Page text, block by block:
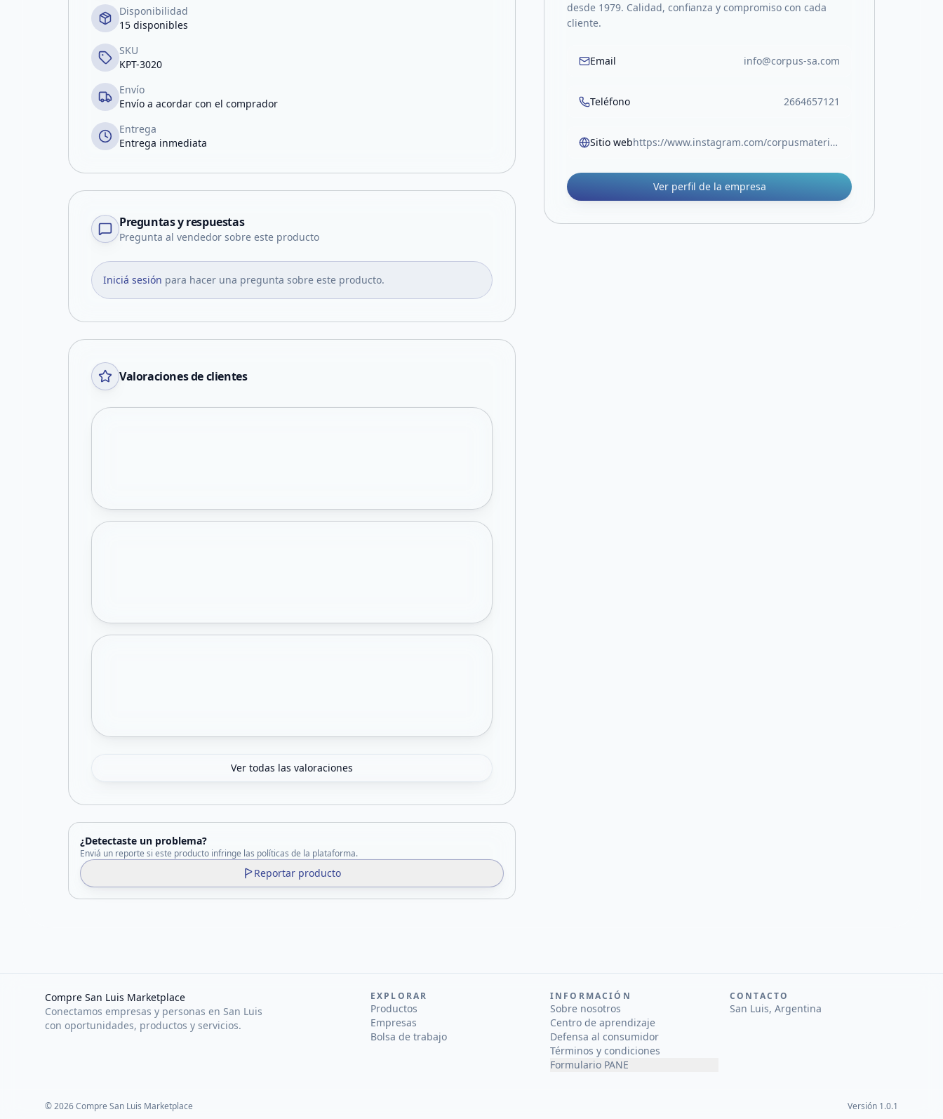
Disponibilidad
15 disponibles
SKU
KPT-3020
Envío
Envío a acordar con el comprador
Entrega
Entrega inmediata
Preguntas y respuestas
Pregunta al vendedor sobre este producto
Iniciá sesión para hacer una pregunta sobre este producto.
Valoraciones de clientes
Ver todas las valoraciones
¿Detectaste un problema?
Enviá un reporte si este producto infringe las políticas de la plataforma.
Reportar producto
desde 1979. Calidad, confianza y compromiso con cada
cliente.
Email info@corpus-sa.com
Teléfono 2664657121
Sitio web https://www.instagram.com/corpusmateriales/
Ver perfil de la empresa
Compre San Luis Marketplace
Conectamos empresas y personas en San Luis
con oportunidades, productos y servicios.
EXPLORAR
Productos
Empresas
Bolsa de trabajo
INFORMACIÓN
Sobre nosotros
Centro de aprendizaje
Defensa al consumidor
Términos y condiciones
Formulario PANE
CONTACTO
San Luis, Argentina
©2026Compre San Luis Marketplace Versión 1.0.1